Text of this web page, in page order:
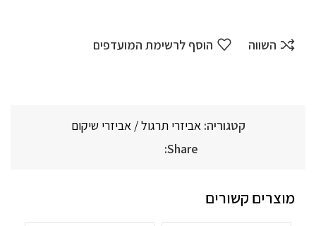
השווה הוסף לרשימת המועדפים
קטגוריה: אביזרי תרגול / אביזרי שיקום
Share:
מוצרים קשורים